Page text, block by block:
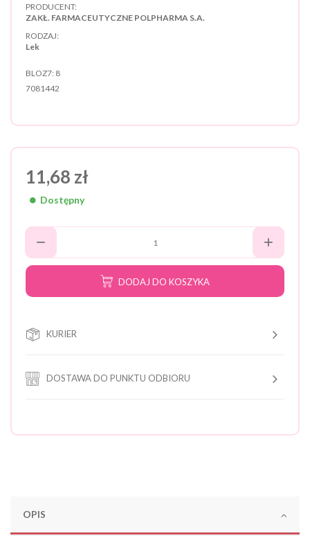
PRODUCENT:
ZAKŁ. FARMACEUTYCZNE POLPHARMA S.A.
RODZAJ:
Lek
BLOZ7: 8
7081442
11,68 zł
Dostępny
DODAJ DO KOSZYKA
KURIER
DOSTAWA DO PUNKTU ODBIORU
OPIS